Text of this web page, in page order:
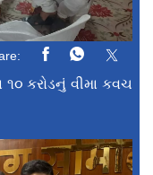
કરોડનું વીમા કવચ